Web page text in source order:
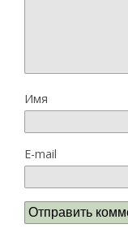
Имя
E-mail